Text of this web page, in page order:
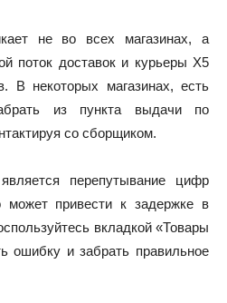
не во всех магазинах, а
поток доставок и курьеры Х5
В некоторых магазинах, есть
из пункта выдачи по
со сборщиком.
перепутывание цифр
может привести к задержке в
вкладкой «Товары
ошибку и забрать правильное